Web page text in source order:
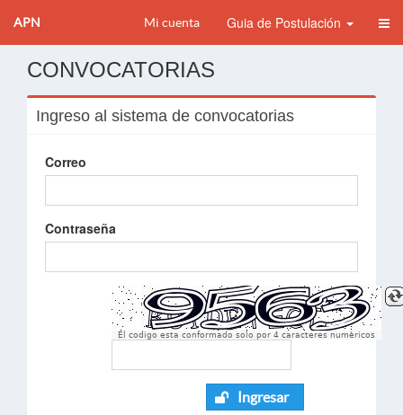
APN Mi cuenta Guia de Postulación
CONVOCATORIAS
Ingreso al sistema de convocatorias
Correo
Contraseña
El codigo esta conformado solo por 4 caracteres numèricos
Ingresar